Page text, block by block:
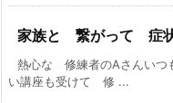
家族と 繋がって 症
熱心な 修練者のAさんい
い講座も受けて 修 ...